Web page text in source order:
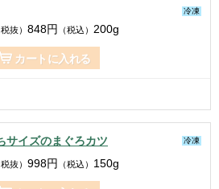
冷凍
税抜） 848円 （税込） 200g
カートに入れる
サイズのまぐろカツ 冷凍
税抜） 998円 （税込） 150g